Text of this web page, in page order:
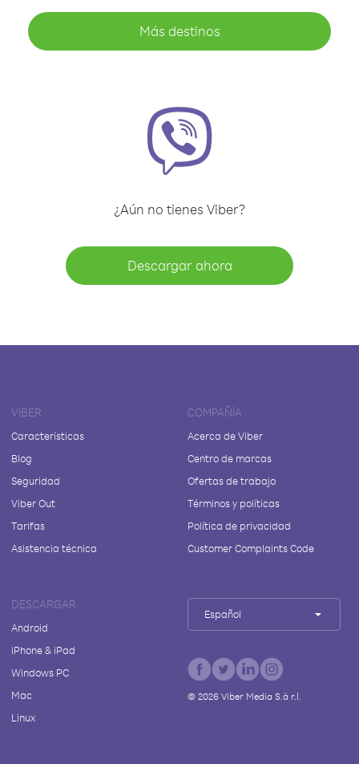
Más destinos
¿Aún no tienes Viber?
Descargar ahora
VIBER
Características
Blog
Seguridad
Viber Out
Tarifas
Asistencia técnica
COMPAÑÍA
Acerca de Viber
Centro de marcas
Ofertas de trabajo
Términos y políticas
Política de privacidad
Customer Complaints Code
DESCARGAR
Android
iPhone & iPad
Windows PC
Mac
Linux
Español
© 2026Viber Media S.à r.l.